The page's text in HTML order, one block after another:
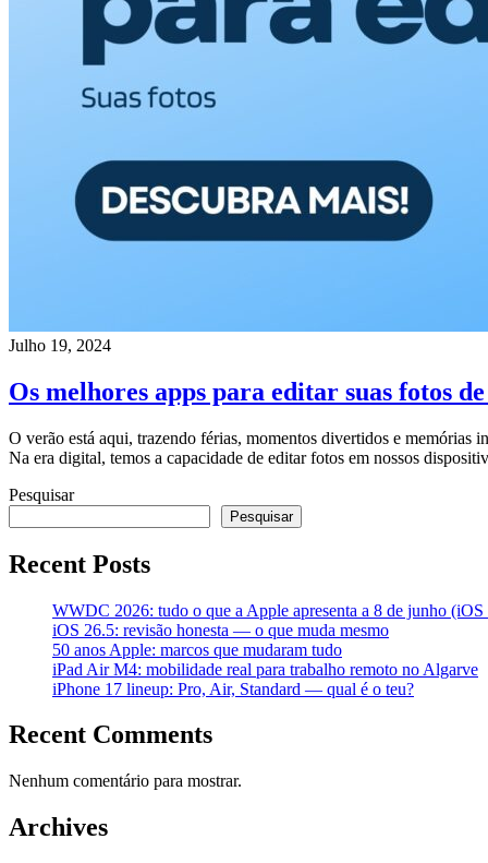
Julho 19, 2024
Os melhores apps para editar suas fotos
O verão está aqui, trazendo férias, momentos divertidos e memórias
Na era digital, temos a capacidade de editar fotos em nossos
Pesquisar
Pesquisar
Recent Posts
WWDC 2026: tudo o que a Apple apresenta a 8 de junho
iOS 26.5: revisão honesta — o que muda mesmo
50 anos Apple: marcos que mudaram tudo
iPad Air M4: mobilidade real para trabalho remoto no Algarve
iPhone 17 lineup: Pro, Air, Standard — qual é o teu?
Recent Comments
Nenhum comentário para mostrar.
Archives